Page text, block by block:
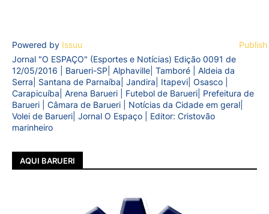
Powered by Issuu
Jornal "O ESPAÇO" (Esportes e Notícias) Edição 0091 de
12/05/2016 | Barueri-SP| Alphaville| Tamboré | Aldeia da
Serra| Santana de Parnaíba| Jandira| Itapevi| Osasco |
Carapicuíba| Arena Barueri | Futebol de Barueri| Prefeitura de
Barueri | Câmara de Barueri | Notícias da Cidade em geral|
Volei de Barueri| Jornal O Espaço | Editor: Cristovão
marinheiro
AQUI BARUERI